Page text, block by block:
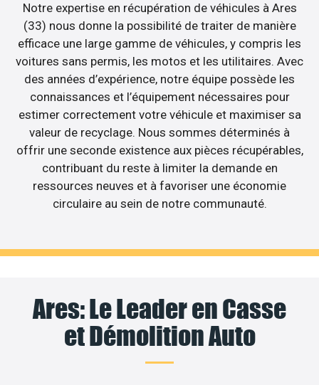
Notre expertise en récupération de véhicules à Ares
(33) nous donne la possibilité de traiter de manière
efficace une large gamme de véhicules, y compris les
voitures sans permis, les motos et les utilitaires. Avec
des années d’expérience, notre équipe possède les
connaissances et l’équipement nécessaires pour
estimer correctement votre véhicule et maximiser sa
valeur de recyclage. Nous sommes déterminés à
offrir une seconde existence aux pièces récupérables,
contribuant du reste à limiter la demande en
ressources neuves et à favoriser une économie
circulaire au sein de notre communauté.
Ares: Le Leader en Casse
et Démolition Auto